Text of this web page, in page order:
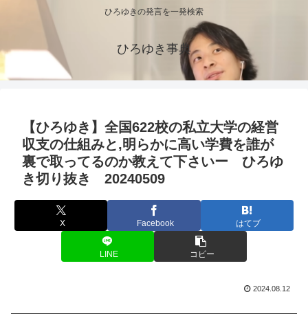
ひろゆきの発言を一発検索
ひろゆき事典
【ひろゆき】全国622校の私立大学の経営
収支の仕組みと,明らかに高い学費を誰が
裏で取ってるのか教えて下さいー ひろゆ
き切り抜き 20240509
X Facebook はてブ
LINE コピー
2024.08.12